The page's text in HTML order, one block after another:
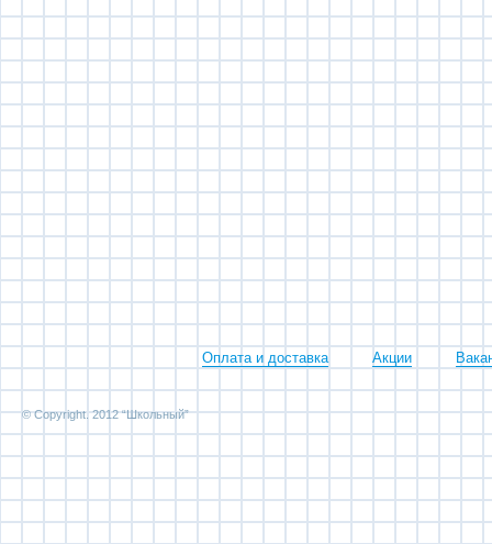
Оплата и доставка Акции
© Copyright. 2012 “Школьный”